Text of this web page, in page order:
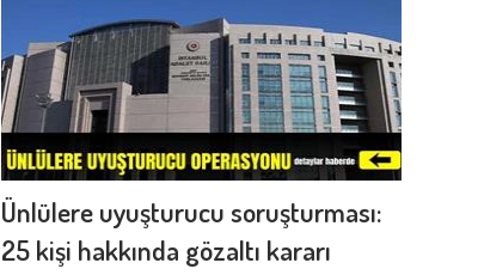
Ünlülere uyuşturucu soruşturması:
25 kişi hakkında gözaltı kararı